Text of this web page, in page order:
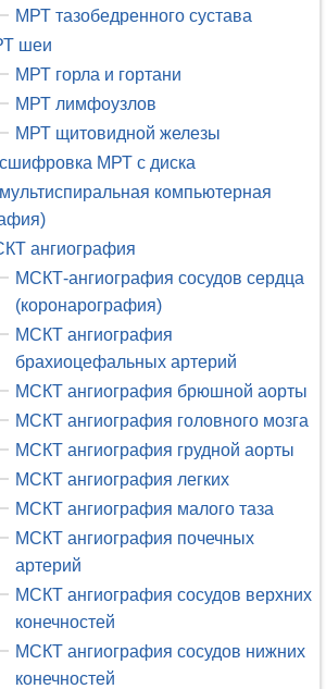
МРТ тазобедренного сустава
шеи
МРТ горла и гортани
МРТ лимфоузлов
МРТ щитовидной железы
МРТ с диска
компьютерная
ангиография
МСКТ-ангиография сосудов сердца
(коронарография)
МСКТ ангиография
брахиоцефальных артерий
МСКТ ангиография брюшной аорты
МСКТ ангиография головного мозга
МСКТ ангиография грудной аорты
МСКТ ангиография легких
МСКТ ангиография малого таза
МСКТ ангиография почечных
артерий
МСКТ ангиография сосудов верхних
конечностей
МСКТ ангиография сосудов нижних
конечностей